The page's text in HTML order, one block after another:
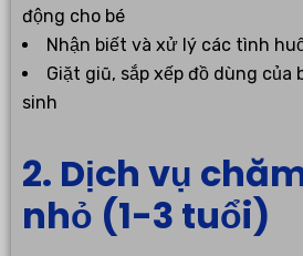
động cho bé
Nhận biết và xử lý các tình
Giặt giũ, sắp xếp đồ dùng của
sinh
2. Dịch vụ
nhỏ (1-3 tuổi)